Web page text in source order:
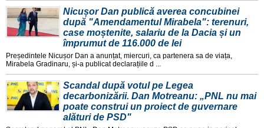
Nicușor Dan publică averea concubinei
după "Amendamentul Mirabela": terenuri,
case moștenite, salariu de la Dacia și un
împrumut de 116.000 de lei
Președintele Nicușor Dan a anunțat, miercuri, ca partenera sa de viața,
Mirabela Gradinaru, și-a publicat declarațiile d ...
Scandal după votul pe Legea
decarbonizării. Dan Motreanu: „PNL nu mai
poate construi un proiect de guvernare
alături de PSD"